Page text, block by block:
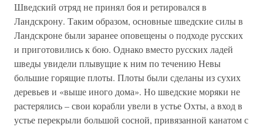
Шведский отряд не принял боя и ретировался в
Ландскрону. Таким образом, основные шведские силы в
Ландскроне были заранее оповещены о подходе русских
и приготовились к бою. Однако вместо русских ладей
шведы увидели плывущие к ним по течению Невы
большие горящие плоты. Плоты были сделаны из сухих
деревьев и «выше иного дома». Но шведские моряки не
растерялись – свои корабли увели в устье Охты, а вход в
устье перекрыли большой сосной, привязанной канатом с